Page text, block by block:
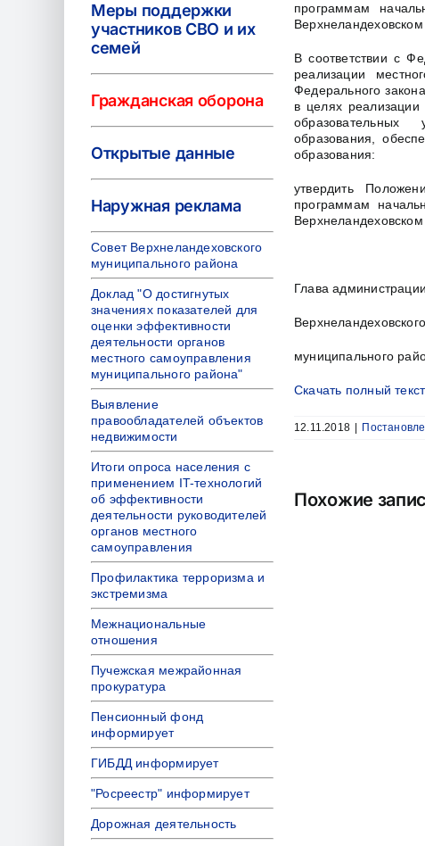
программам
В соответствии с
реализации
Федерального
в целях
образовательных
образования,
образования:
утвердить
программам
Глава администрации
Верхнеландеховского
муниципального
Скачать полный
12.11.2018
Похожие
Меры поддержки
участников СВО и их
семей
Гражданская оборона
Открытые данные
Наружная реклама
Совет Верхнеландеховского
муниципального района
Доклад "О достигнутых
значениях показателей для
оценки эффективности
деятельности органов
местного самоуправления
муниципального района"
Выявление
правообладателей объектов
недвижимости
Итоги опроса населения с
применением IT-технологий
об эффективности
деятельности руководителей
органов местного
самоуправления
Профилактика терроризма и
экстремизма
Межнациональные
отношения
Пучежская межрайонная
прокуратура
Пенсионный фонд
информирует
ГИБДД информирует
"Росреестр" информирует
Дорожная деятельность